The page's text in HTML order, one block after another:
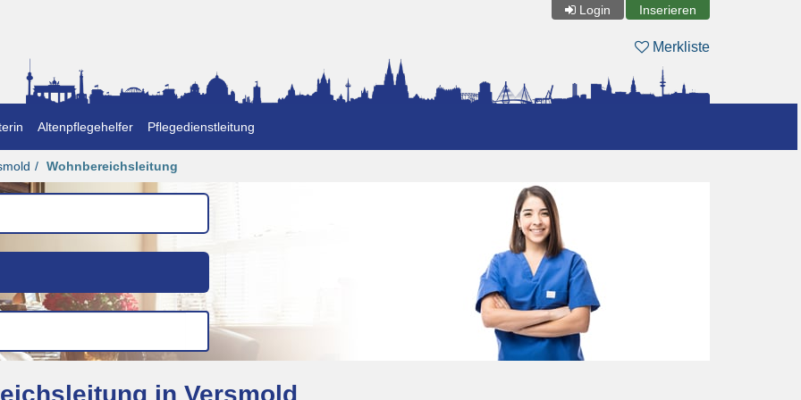
Login Inserieren
Merkliste
Altenpflegehelfer Pflegedienstleitung
Wohnbereichsleitung
in Versmold